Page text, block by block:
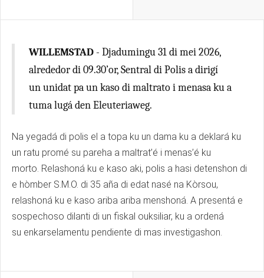
WILLEMSTAD - Djadumingu 31 di mei 2026,
alrededor di 09.30’or, Sentral di Polis a dirigí
un unidat pa un kaso di maltrato i menasa ku a
tuma lugá den Eleuteriaweg.
Na yegadá di polis el a topa ku un dama ku a deklará ku
un ratu promé su pareha a maltrat’é i menas’é ku
morto. Relashoná ku e kaso aki, polis a hasi detenshon di
e hòmber S.M.O. di 35 aña di edat nasé na Kòrsou,
relashoná ku e kaso ariba ariba menshoná. A presentá e
sospechoso dilanti di un fiskal ouksiliar, ku a ordená
su enkarselamentu pendiente di mas investigashon.